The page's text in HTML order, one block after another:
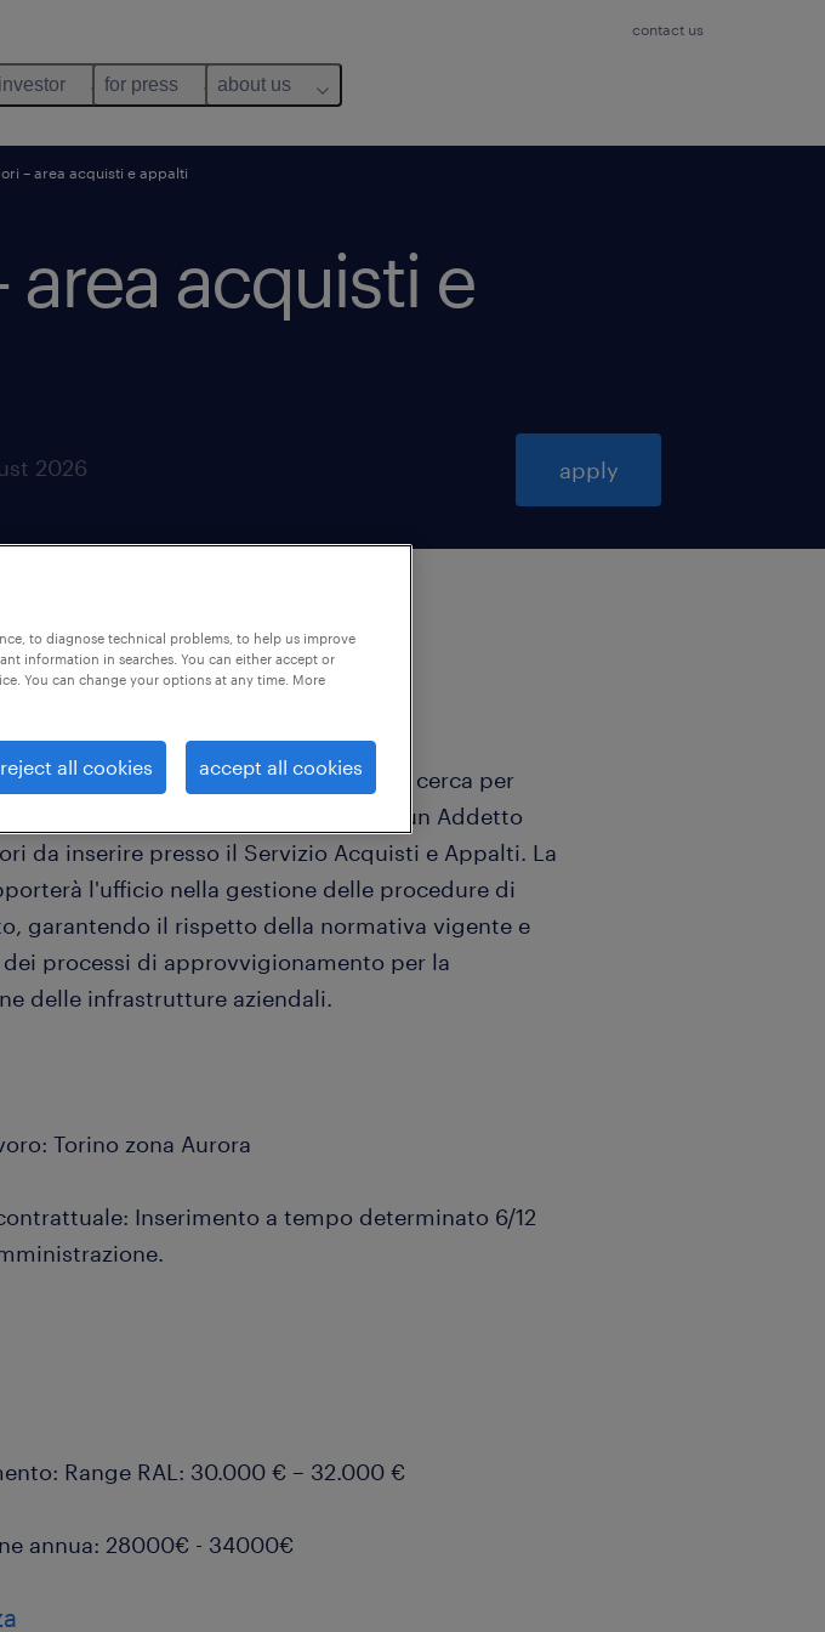
contact us
for press about us
– area acquisti e appalti
acquisti e
2026 apply
Italia spa, filiale di Torino Corso Vittorio cerca per
realtà operante nel settore pubblico, un Addetto
da inserire presso il Servizio Acquisti e Appalti. La
l'ufficio nella gestione delle procedure di
garantendo il rispetto della normativa vigente e
dei processi di approvvigionamento per la
delle infrastrutture aziendali.
Torino zona Aurora
Inserimento a tempo determinato 6/12
Range RAL: 30.000 € – 32.000 €
annua: 28000€ - 34000€
to diagnose technical problems, to help us improve
information in searches. You can either accept or
You can change your options at any time. More
reject all cookies accept all cookies